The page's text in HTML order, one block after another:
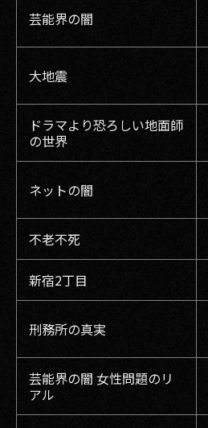
芸能界の闇
大地震
ドラマより恐ろしい地面師
の世界
ネットの闇
不老不死
新宿2丁目
刑務所の真実
芸能界の闇 女性問題のリ
アル